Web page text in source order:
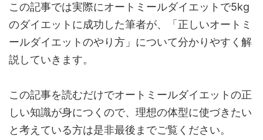
この記事では実際にオートミールダイエットで5kg
のダイエットに成功した筆者が、「正しいオートミ
ールダイエットのやり方」について分かりやすく解
説していきます。
この記事を読むだけでオートミールダイエットの正
しい知識が身につくので、理想の体型に使づきたい
と考えている方は是非最後までご覧ください。